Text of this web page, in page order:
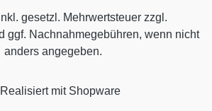
gesetzl. Mehrwertsteuer zzgl.
ggf. Nachnahmegebühren, wenn nicht
anders angegeben.
Realisiert mit Shopware